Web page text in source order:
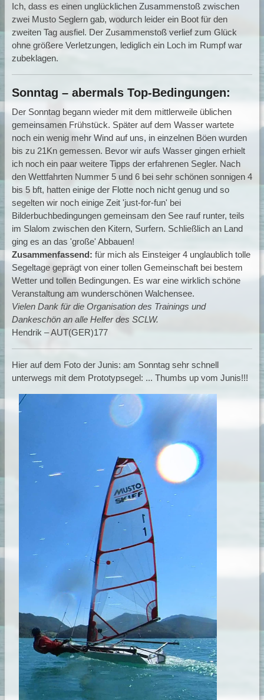
Ich, dass es einen unglücklichen Zusammenstoß zwischen
zwei Musto Seglern gab, wodurch leider ein Boot für den
zweiten Tag ausfiel. Der Zusammenstoß verlief zum Glück
ohne größere Verletzungen, lediglich ein Loch im Rumpf war
zubeklagen.
Sonntag – abermals Top-Bedingungen:
Der Sonntag begann wieder mit dem mittlerweile üblichen
gemeinsamen Frühstück. Später auf dem Wasser wartete
noch ein wenig mehr Wind auf uns, in einzelnen Böen wurden
bis zu 21Kn gemessen. Bevor wir aufs Wasser gingen erhielt
ich noch ein paar weitere Tipps der erfahrenen Segler. Nach
den Wettfahrten Nummer 5 und 6 bei sehr schönen sonnigen 4
bis 5 bft, hatten einige der Flotte noch nicht genug und so
segelten wir noch einige Zeit 'just-for-fun' bei
Bilderbuchbedingungen gemeinsam den See rauf runter, teils
im Slalom zwischen den Kitern, Surfern. Schließlich an Land
ging es an das 'große' Abbauen!
Zusammenfassend: für mich als Einsteiger 4 unglaublich tolle
Segeltage geprägt von einer tollen Gemeinschaft bei bestem
Wetter und tollen Bedingungen. Es war eine wirklich schöne
Veranstaltung am wunderschönen Walchensee.
Vielen Dank für die Organisation des Trainings und
Dankeschön an alle Helfer des SCLW.
Hendrik – AUT(GER)177
Hier auf dem Foto der Junis: am Sonntag sehr schnell
unterwegs mit dem Prototypsegel: ... Thumbs up vom Junis!!!